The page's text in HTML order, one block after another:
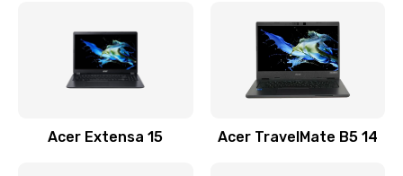
Замена видеочипа
Заказать
Acer Extensa 15 Acer TravelMate B5 14